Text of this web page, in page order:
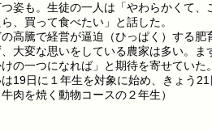
姿も。生徒の一人は「やわらかくて
、買って食べたい」と話した。
高騰で経営が逼迫（ひっぱく）する肥
大変な思いをしている農家は多い。
の一つになれば」と期待を寄せていた。
19日に１年生を対象に始め、きょう21
牛肉を焼く動物コースの２年生）